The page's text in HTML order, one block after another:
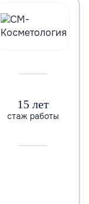
15 лет
стаж работы